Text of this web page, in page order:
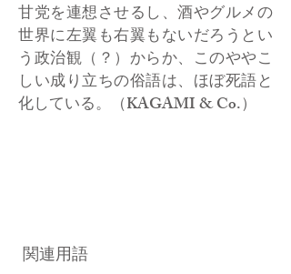
甘党を連想させるし、酒やグルメの
世界に左翼も右翼もないだろうとい
う政治観（？）からか、このややこ
しい成り立ちの俗語は、ほぼ死語と
化している。（KAGAMI & Co.）
関連用語